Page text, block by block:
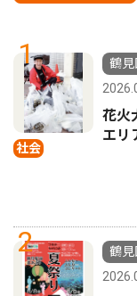
1
社会
鶴見
花火
エリ
2
鶴見